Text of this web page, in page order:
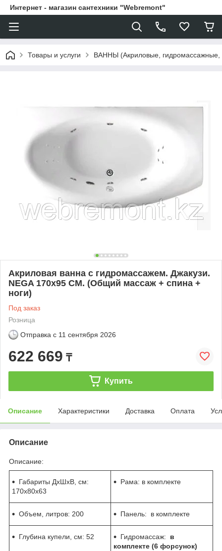
Интернет - магазин сантехники "Webremont"
Товары и услуги ВАННЫ (Акриловые,
Акриловая ванна с гидромассажем. Джакузи.
NEGA 170х95 СМ. (Общий массаж + спина +
ноги)
Под заказ
Розница
Отправка с 11 сентября 2026
622 669 ₸
Купить
Описание Характеристики Доставка Оплата
Описание
Описание:
Габариты ДхШхВ, см:
170x80x63
Рама: в комплекте
Объем, литров: 200 Панель: в комплекте
Глубина купели, см: 52 Гидромассаж: в
комплекте (6 форсунок)